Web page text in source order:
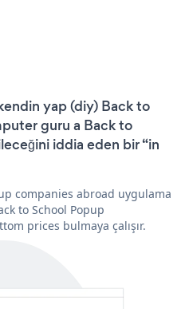
yap (diy) Back to
guru a Back to
iddia eden bir “in
companies abroad uygulama
to School Popup
prices bulmaya çalışır.